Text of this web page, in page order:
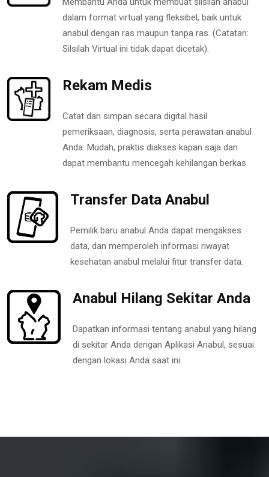
dalam format virtual yang fleksibel, baik untuk
anabul dengan ras maupun tanpa ras. (Catatan:
Silsilah Virtual ini tidak dapat dicetak).
Rekam Medis
Catat dan simpan secara digital hasil
pemeriksaan, diagnosis, serta perawatan anabul
Anda. Mudah, praktis diakses kapan saja dan
dapat membantu mencegah kehilangan berkas.
Transfer Data Anabul
Pemilik baru anabul Anda dapat mengakses
data, dan memperoleh informasi riwayat
kesehatan anabul melalui fitur transfer data.
Anabul Hilang Sekitar Anda
Dapatkan informasi tentang anabul yang hilang
di sekitar Anda dengan Aplikasi Anabul, sesuai
dengan lokasi Anda saat ini.